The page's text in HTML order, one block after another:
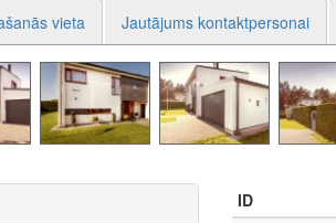
vieta Jautājums kontaktpersonai
ID